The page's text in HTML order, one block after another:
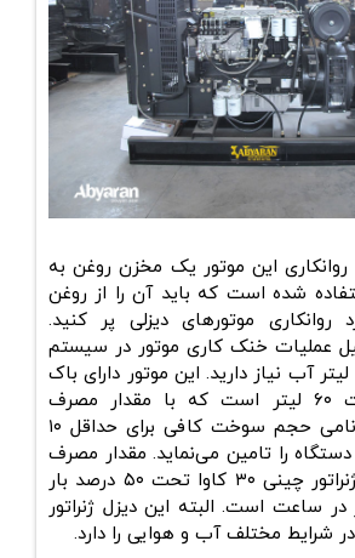
روانکاری این موتور یک مخزن روغن به
استفاده شده است که باید آن را از روغن
روانکاری موتورهای دیزلی پر کنید.
عملیات خنک کاری موتور در سیستم
رادیاتوری آن به ۱۶ لیتر آب نیاز دارید. این موتور دارای باک
سوخت به ظرفیت ۶۰ لیتر است که با مقدار مصرف
سوخت تحت بار نامی حجم سوخت کافی برای حداقل ۱۰
را تامین می‌نماید. مقدار مصرف
سوخت این دیزل ژنراتور چینی ۳۰ کاوا تحت ۵۰ درصد بار
‌مقدار ۶ لیتر در ساعت است. البته این دیزل ژنراتور
شرایط مختلف آب و هوایی را دارد.